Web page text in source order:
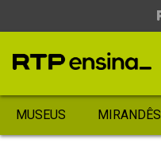
MUSEUS MIRANDÊS